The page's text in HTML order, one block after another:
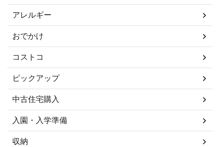
アレルギー
おでかけ
コストコ
ピックアップ
中古住宅購入
入園・入学準備
収納